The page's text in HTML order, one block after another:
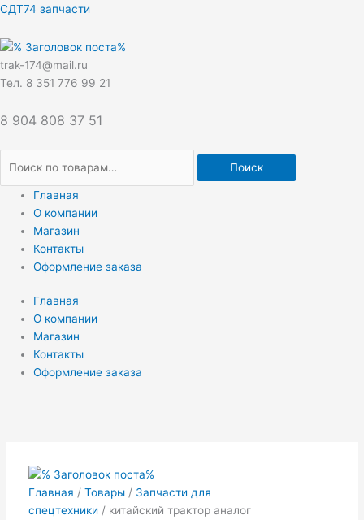
Перейти
содержимому
СДТ74 запчасти
trak-174@mail.ru
Тел. 8 351 776 99 21
8 904 808 37 51
Искать:
Поиск
Главная
О компании
Магазин
Контакты
Оформление заказа
Главная
О компании
Магазин
Контакты
Оформление заказа
Главная / Товары/ Запчасти для
спецтехники / китайский трактор аналог